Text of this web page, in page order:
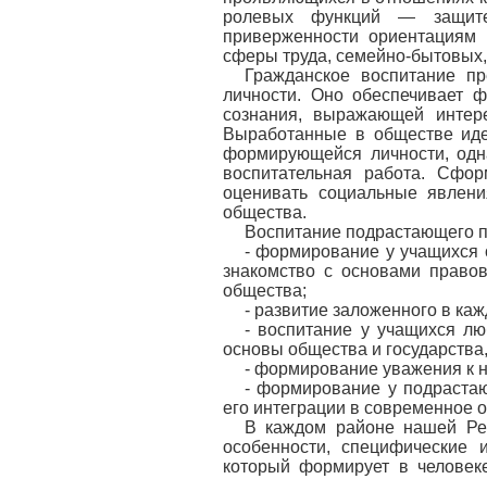
ролевых функций —
приверженности
сферы труда, семейно-
Гражданское воспитание
личности. Оно обеспечивает
сознания, выражающей
Выработанные в обществе
формирующейся личности,
воспитательная работа.
оценивать социальные
общества.
Воспитание подрастающего
- формирование у учащихся
знакомство с основами
общества;
- развитие заложенного в
- воспитание у учащихся
основы общества и
- формирование уважения к
- формирование у
его интеграции в современное
В каждом районе нашей
особенности,
который формирует в